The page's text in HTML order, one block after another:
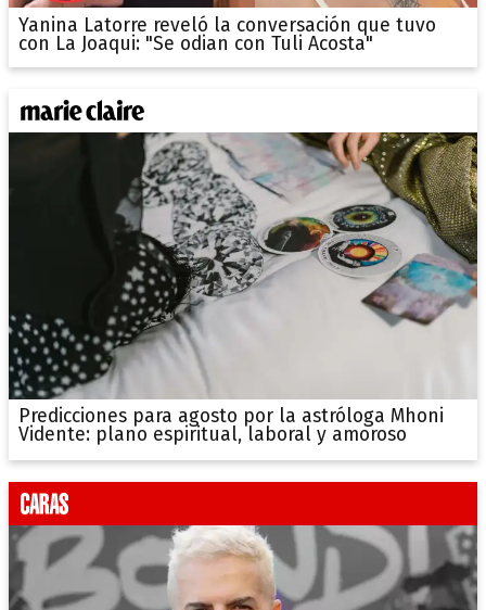
Yanina Latorre reveló la conversación que tuvo
con La Joaqui: "Se odian con Tuli Acosta"
Predicciones para agosto por la astróloga Mhoni
Vidente: plano espiritual, laboral y amoroso